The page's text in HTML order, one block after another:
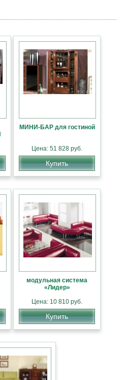
МИНИ-БАР для гостиной
Цена: 51 828 руб.
Купить
модульная система
«Лидер»
Цена: 10 810 руб.
Купить